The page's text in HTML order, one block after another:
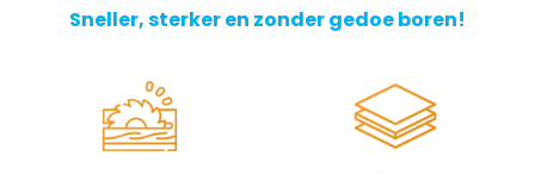
Sneller, sterker en zonder gedoe boren!